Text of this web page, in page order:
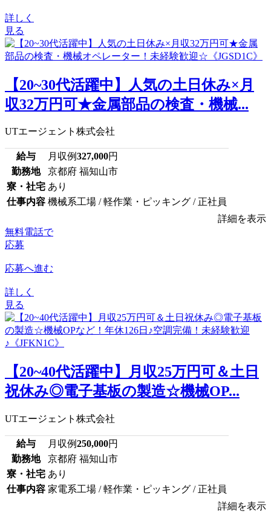
詳しく
見る
【20~30代活躍中】人気の土日休み×月
収32万円可★金属部品の検査・機械...
UTエージェント株式会社
給与 月収例327,000円
勤務地
京都府 福知山市
寮・社宅 あり
仕事内容 機械系工場 / 軽作業・ピッキング / 正社員
詳細を表示
無料電話で
応募
応募へ進む
詳しく
見る
【20~40代活躍中】月収25万円可＆土日
祝休み◎電子基板の製造☆機械OP...
UTエージェント株式会社
給与 月収例250,000円
勤務地
京都府 福知山市
寮・社宅 あり
仕事内容 家電系工場 / 軽作業・ピッキング / 正社員
詳細を表示